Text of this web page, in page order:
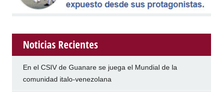
Noticias Recientes
En el CSIV de Guanare se juega el Mundial de la
comunidad italo-venezolana